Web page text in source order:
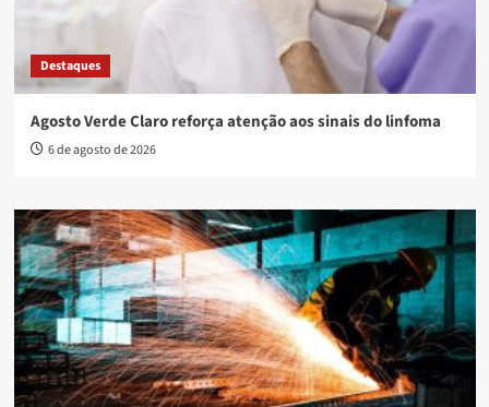
Destaques
Agosto Verde Claro reforça atenção aos sinais do linfoma
6 de agosto de 2026